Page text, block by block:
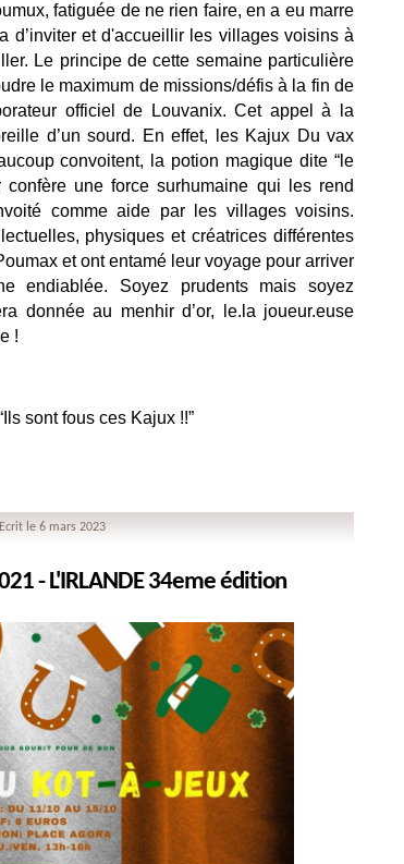
fatiguée de ne rien faire, en a eu marre
d’inviter et d'accueillir les villages voisins à
Le principe de cette semaine particulière
le maximum de missions/défis à la fin de
officiel de Louvanix. Cet appel à la
d’un sourd. En effet, les Kajux Du vax
convoitent, la potion magique dite “le
confère une force surhumaine qui les rend
comme aide par les villages voisins.
physiques et créatrices différentes
et ont entamé leur voyage pour arriver
endiablée. Soyez prudents mais soyez
donnée au menhir d’or, le.la joueur.euse
!
Kajux !!”
Ecrit le 6 mars 2023
- L'IRLANDE 34eme édition